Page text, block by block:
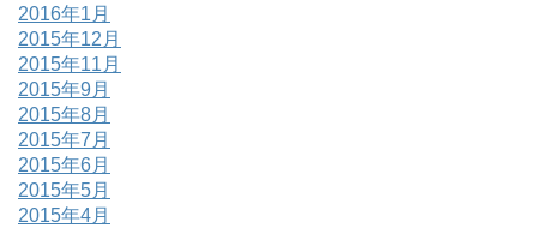
2016年1月
2015年12月
2015年11月
2015年9月
2015年8月
2015年7月
2015年6月
2015年5月
2015年4月